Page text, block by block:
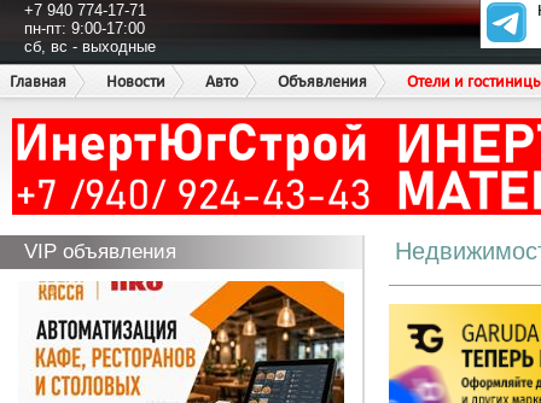
+7 940 774-17-71
пн-пт: 9:00-17:00
сб, вс - выходные
Главная
Новости Авто Объявления Отели и
VIP объявления